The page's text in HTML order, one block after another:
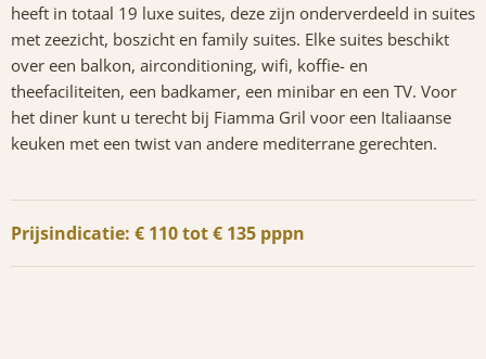
heeft in totaal 19 luxe suites, deze zijn onderverdeeld in suites
met zeezicht, boszicht en family suites. Elke suites beschikt
over een balkon, airconditioning, wifi, koffie- en
theefaciliteiten, een badkamer, een minibar en een TV. Voor
het diner kunt u terecht bij Fiamma Gril voor een Italiaanse
keuken met een twist van andere mediterrane gerechten.
Prijsindicatie: € 110 tot € 135 pppn